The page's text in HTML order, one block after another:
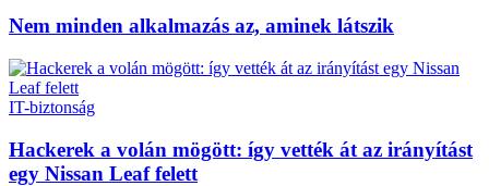
Nem minden alkalmazás az, aminek látszik
IT-biztonság
Hackerek a volán mögött: így vették át az irányítást
egy Nissan Leaf felett